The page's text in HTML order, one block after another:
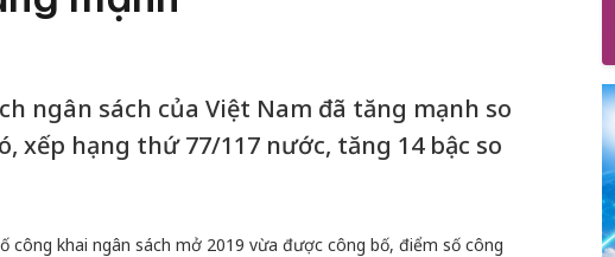
ngân sách của Việt Nam đã tăng mạnh so
xếp hạng thứ 77/117 nước, tăng 14 bậc so
công khai ngân sách mở 2019 vừa được công bố, điểm số công